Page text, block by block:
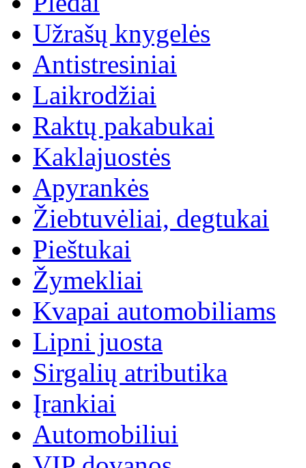
Užrašų knygelės
Antistresiniai
Laikrodžiai
Raktų pakabukai
Kaklajuostės
Apyrankės
Žiebtuvėliai, degtukai
Pieštukai
Žymekliai
Kvapai automobiliams
Lipni juosta
Sirgalių atributika
Įrankiai
Automobiliui